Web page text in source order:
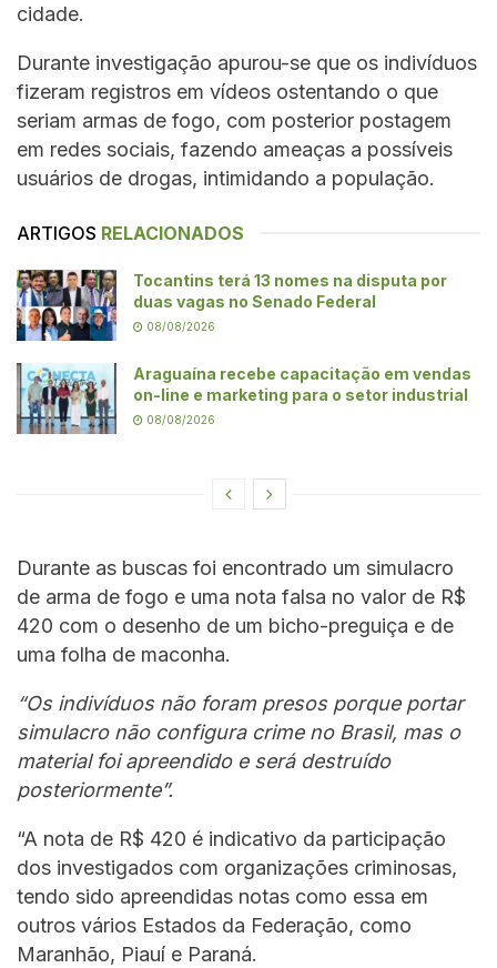
cidade.
Durante investigação apurou-se que os indivíduos
fizeram registros em vídeos ostentando o que
seriam armas de fogo, com posterior postagem
em redes sociais, fazendo ameaças a possíveis
usuários de drogas, intimidando a população.
ARTIGOS RELACIONADOS
Tocantins terá 13 nomes na disputa por
duas vagas no Senado Federal
08/08/2026
Araguaína recebe capacitação em vendas
on-line e marketing para o setor industrial
08/08/2026
Durante as buscas foi encontrado um simulacro
de arma de fogo e uma nota falsa no valor de R$
420 com o desenho de um bicho-preguiça e de
uma folha de maconha.
“Os indivíduos não foram presos porque portar
simulacro não configura crime no Brasil, mas o
material foi apreendido e será destruído
posteriormente”.
“A nota de R$ 420 é indicativo da participação
dos investigados com organizações criminosas,
tendo sido apreendidas notas como essa em
outros vários Estados da Federação, como
Maranhão, Piauí e Paraná.